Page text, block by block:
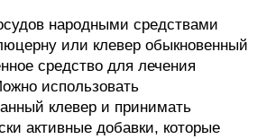
народными средствами
или клевер обыкновенный
средство для лечения
использовать
клевер и принимать
активные добавки, которые